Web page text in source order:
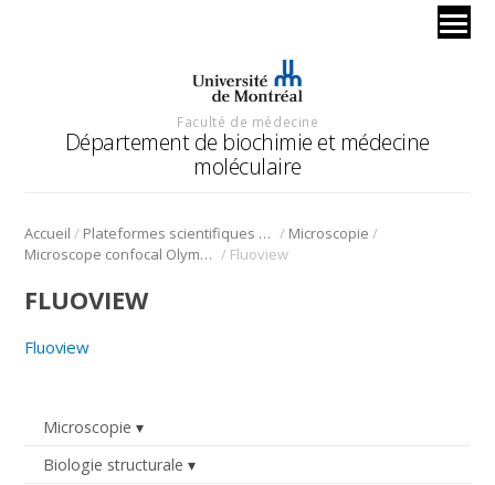
Faculté de médecine
Département de biochimie et médecine
moléculaire
Accueil / Plateformes scientifiques BMM / Microscopie /
Microscope confocal Olympus Fluoview FV300 / Fluoview
Microscopie
Biologie structurale
FLUOVIEW
Fluoview